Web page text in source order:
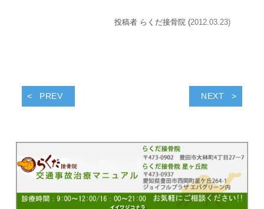
投稿者 らくだ接骨院 (2012.03.23)
PREV NEXT